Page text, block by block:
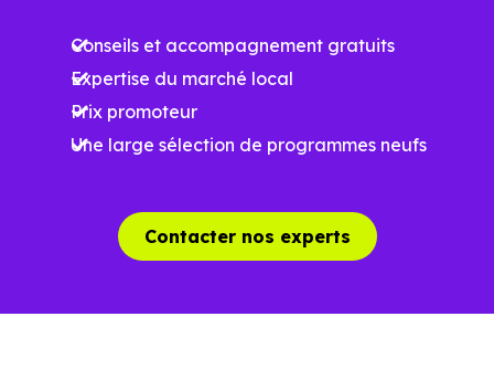
Performances
réduit
Conseils et accompagnement gratuits
Expertise du marché local
Prix promoteur
Une large sélection de programmes neufs
Contacter nos experts